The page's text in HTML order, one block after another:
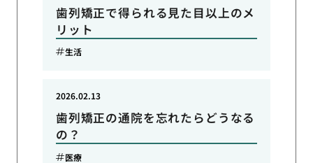
歯列矯正で得られる見た目以上のメ
リット
生活
歯列矯正の通院を忘れたらどうなる
の？
2026.02.13
医療